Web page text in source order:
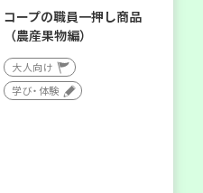
コープの職員一押し商品
（農産果物編）
大人向け
学び・体験